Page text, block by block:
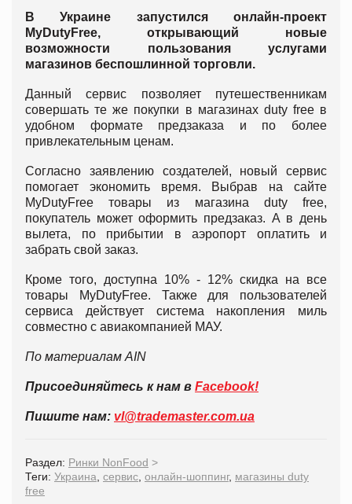
В Украине запустился онлайн-проект
MyDutyFree, открывающий новые
возможности пользования услугами
магазинов беспошлинной торговли.
Данный сервис позволяет путешественникам
совершать те же покупки в магазинах duty free в
удобном формате предзаказа и по более
привлекательным ценам.
Согласно заявлению создателей, новый сервис
помогает экономить время. Выбрав на сайте
MyDutyFree товары из магазина duty free,
покупатель может оформить предзаказ. А в день
вылета, по прибытии в аэропорт оплатить и
забрать свой заказ.
Кроме того, доступна 10% - 12% скидка на все
товары MyDutyFree. Также для пользователей
сервиса действует система накопления миль
совместно с авиакомпанией МАУ.
По материалам AIN
Присоединяйтесь к нам в Facebook!
Пишите нам: vl@trademaster.com.ua
Раздел: Ринки NonFood >
Теги: Украина сервис онлайн-шоппинг, магазины duty
free